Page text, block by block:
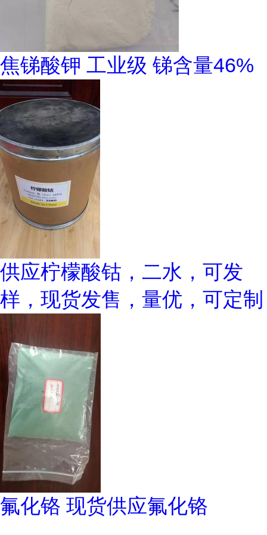
焦锑酸钾 工业级 锑含量46%
供应柠檬酸钴，二水，可发
样，现货发售，量优，可定制
氟化铬 现货供应氟化铬